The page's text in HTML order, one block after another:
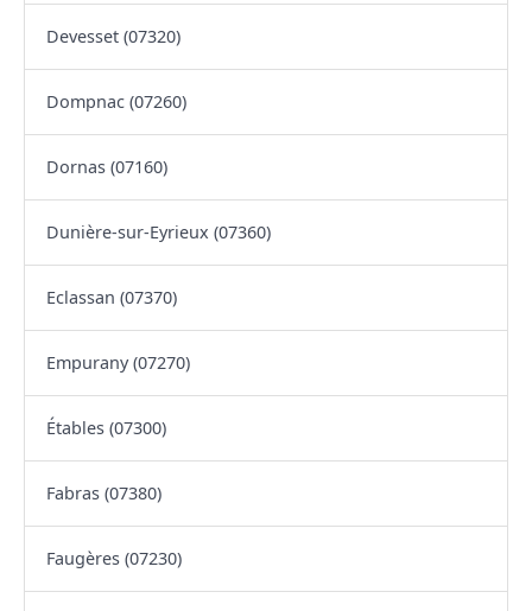
Devesset (07320)
Dompnac (07260)
Dornas (07160)
Dunière-sur-Eyrieux (07360)
Eclassan (07370)
Empurany (07270)
Étables (07300)
Fabras (07380)
Faugères (07230)